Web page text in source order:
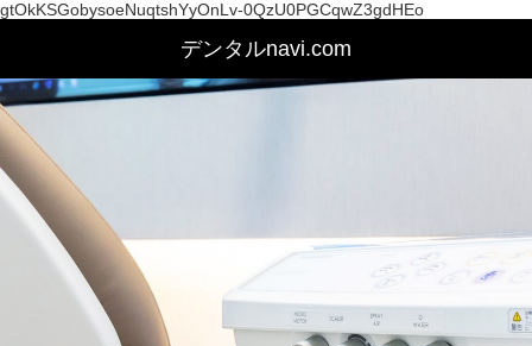
gtOkKSGobysoeNuqtshYyOnLv-0QzU0PGCqwZ3gdHEo